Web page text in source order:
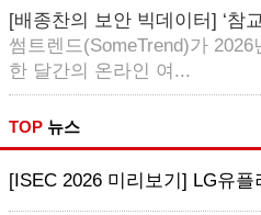
[배종찬의 보안 빅데이터] ‘참
썸트렌드(SomeTrend)가
한 달간의 온라인 여...
TOP 뉴스
[ISEC 2026 미리보기] LG유